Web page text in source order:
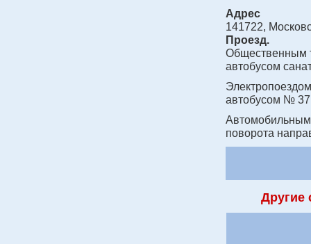
Адрес
141722,
Проезд.
Общественным
автобусом
автобусом № 37
Автомобильным
поворота
Другие